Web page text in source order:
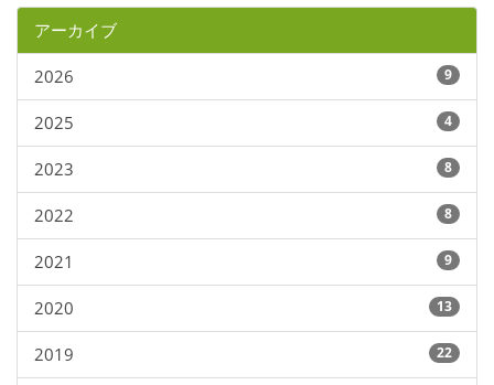
アーカイブ
2026 9
2025 4
2023 8
2022 8
2021 9
2020 13
2019 22